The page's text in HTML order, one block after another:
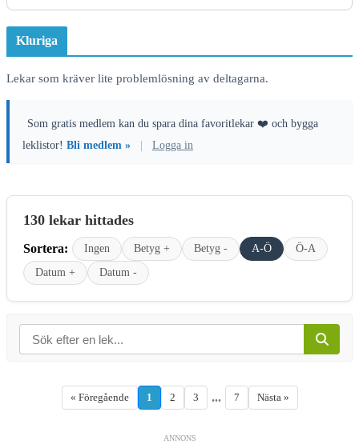
Kluriga
Lekar som kräver lite problemlösning av deltagarna.
Som gratis medlem kan du spara dina favoritlekar ❤️ och bygga
leklistor! Bli medlem » Logga in
130 lekar hittades
Sortera: Ingen Betyg + Betyg - A-Ö
Ö-A
Datum +
Datum -
« Föregående 1 2 3 ... 7 Nästa »
ANNONS